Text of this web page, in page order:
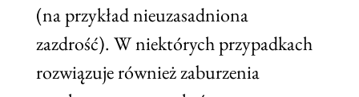
(na przykład nieuzasadniona
zazdrość). W niektórych przypadkach
rozwiązuje również zaburzenia